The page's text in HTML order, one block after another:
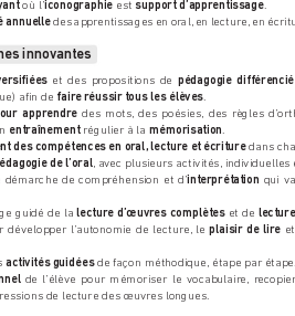
où l’iconographie est support d’apprentissage.
annuelle des apprentissages en oral, en lecture, en
innovantes
et des propositions de pédagogie
afin de faire réussir tous les élèves
apprendre des mots, des poésies, des règles
entraînement régulier à la mémorisation
des compétences en oral, lecture et écriture dans
de l’oral, avec plusieurs activités, individuelles
démarche de compréhension et d’interprétation qui
guidé de la lecture d’œuvres complètes et de
développer l’autonomie de lecture, le plaisir de lire et
activités guidées de façon méthodique, étape par étape.
de l’élève pour mémoriser le vocabulaire, r
essions de lecture des œuvres longues.